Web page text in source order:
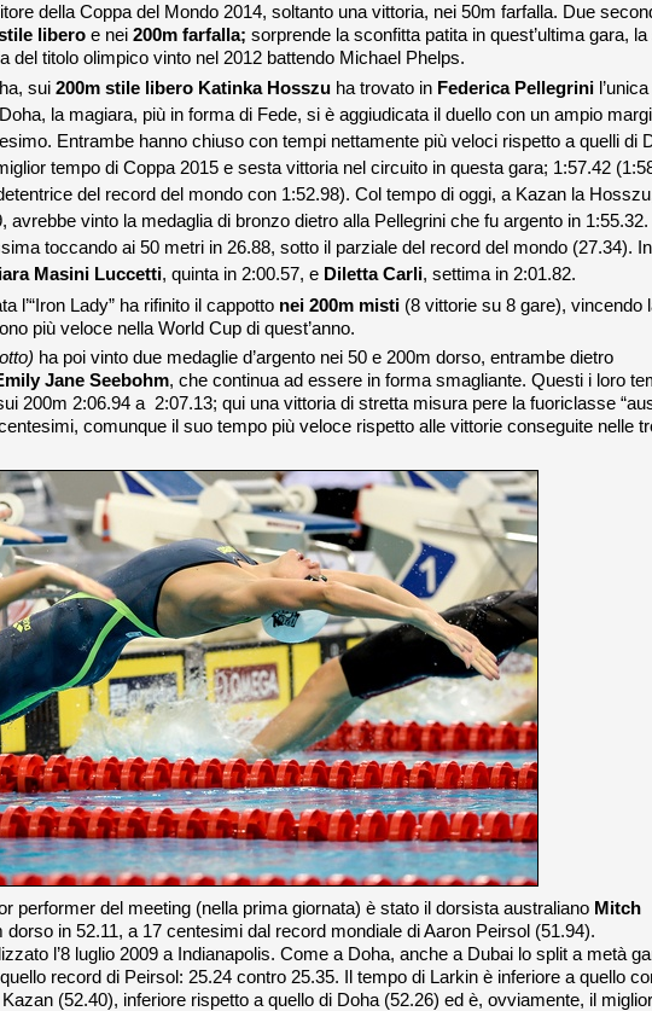
della Coppa del Mondo 2014, soltanto una vittoria, nei 50m farfalla. Due
libero e nei 200m farfalla; sorprende la sconfitta patita in quest’ultima gara, la
del titolo olimpico vinto nel 2012 battendo Michael Phelps.
sui 200m stile libero Katinka Hosszu ha trovato in Federica Pellegrini
la magiara, più in forma di Fede, si è aggiudicata il duello con un ampio
Entrambe hanno chiuso con tempi nettamente più veloci rispetto a quelli di
tempo di Coppa 2015 e sesta vittoria nel circuito in questa gara; 1:57.42
del record del mondo con 1:52.98). Col tempo di oggi, a Kazan la
avrebbe vinto la medaglia di bronzo dietro alla Pellegrini che fu argento in 1:55.32.
toccando ai 50 metri in 26.88, sotto il parziale del record del mondo (27.34). In
Masini Luccetti, quinta in 2:00.57, e Diletta Carli, settima in 2:01.82.
l’“Iron Lady” ha rifinito il cappotto nei 200m misti (8 vittorie su 8 gare), vincendo
più veloce nella World Cup di quest’anno.
ha poi vinto due medaglie d’argento nei 50 e 200m dorso, entrambe dietro
Jane Seebohm, che continua ad essere in forma smagliante. Questi i loro
200m 2:06.94 a 2:07.13; qui una vittoria di stretta misura pere la fuoriclasse
comunque il suo tempo più veloce rispetto alle vittorie conseguite nelle
performer del meeting (nella prima giornata) è stato il dorsista australiano Mitch
in 52.11, a 17 centesimi dal record mondiale di Aaron Peirsol (51.94).
l’8 luglio 2009 a Indianapolis. Come a Doha, anche a Dubai lo split a metà
record di Peirsol: 25.24 contro 25.35. Il tempo di Larkin è inferiore a quello
(52.40), inferiore rispetto a quello di Doha (52.26) ed è, ovviamente, il miglior